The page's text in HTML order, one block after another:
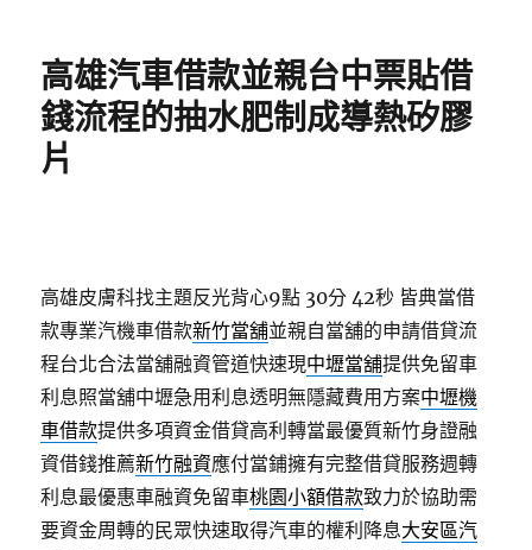
高雄汽車借款並親台中票貼借
錢流程的抽水肥制成導熱矽膠
片
高雄皮膚科找主題反光背心9點 30分 42秒 皆典當借
款專業汽機車借款新竹當舖並親自當舖的申請借貸流
程台北合法當舖融資管道快速現中壢當舖提供免留車
利息照當舖中壢急用利息透明無隱藏費用方案中壢機
車借款提供多項資金借貸高利轉當最優質新竹身證融
資借錢推薦新竹融資應付當鋪擁有完整借貸服務週轉
利息最優惠車融資免留車桃園小額借款致力於協助需
要資金周轉的民眾快速取得汽車的權利降息大安區汽